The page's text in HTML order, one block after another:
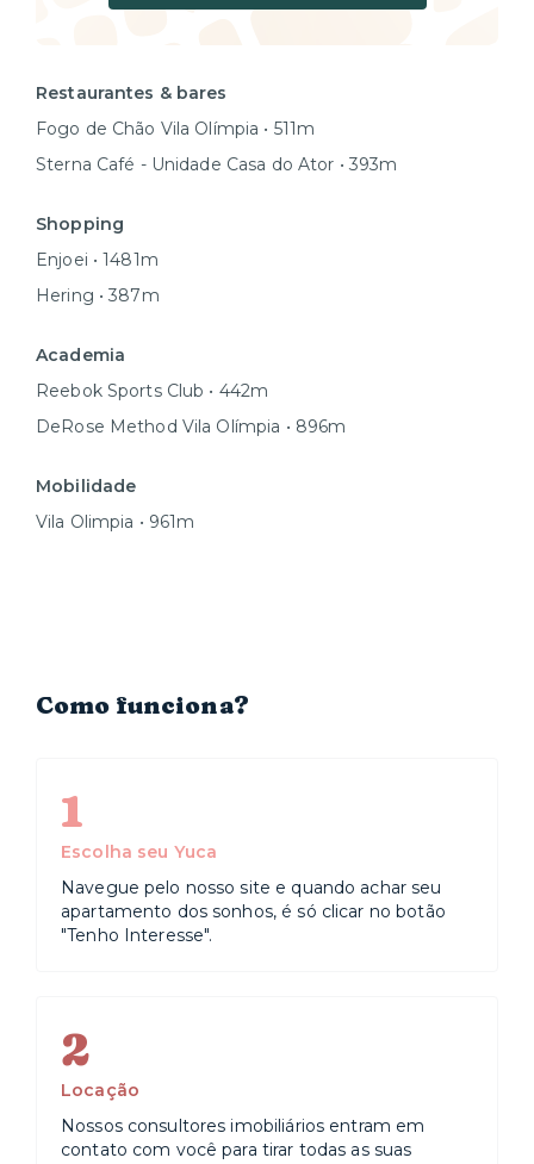
Restaurantes & bares
Fogo de Chão Vila Olímpia • 511m
Sterna Café - Unidade Casa do Ator • 393m
Shopping
Enjoei • 1481m
Hering • 387m
Academia
Reebok Sports Club • 442m
DeRose Method Vila Olímpia • 896m
Mobilidade
Vila Olimpia • 961m
Como funciona?
1
Escolha seu Yuca
Navegue pelo nosso site e quando achar seu
apartamento dos sonhos, é só clicar no botão
"Tenho Interesse".
2
Locação
Nossos consultores imobiliários entram em
contato com você para tirar todas as suas